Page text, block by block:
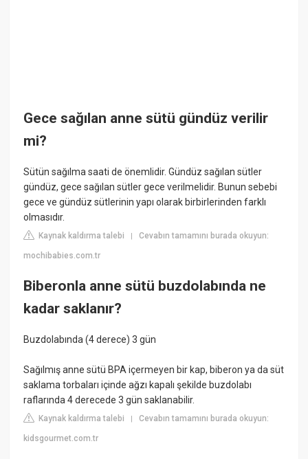
Gece sağılan anne sütü gündüz verilir
mi?
Sütün sağılma saati de önemlidir. Gündüz sağılan sütler
gündüz, gece sağılan sütler gece verilmelidir. Bunun sebebi
gece ve gündüz sütlerinin yapı olarak birbirlerinden farklı
olmasıdır.
Kaynak kaldırma talebi |Cevabın tamamını burada okuyun:
mochibabies.com.tr
Biberonla anne sütü buzdolabında ne
kadar saklanır?
Buzdolabında (4 derece) 3 gün
Sağılmış anne sütü BPA içermeyen bir kap, biberon ya da süt
saklama torbaları içinde ağzı kapalı şekilde buzdolabı
raflarında 4 derecede 3 gün saklanabilir.
Kaynak kaldırma talebi |Cevabın tamamını burada okuyun:
kidsgourmet.com.tr